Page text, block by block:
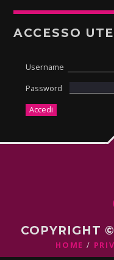
ACCESSO
Username
Password
COPYRIGHT
HOME